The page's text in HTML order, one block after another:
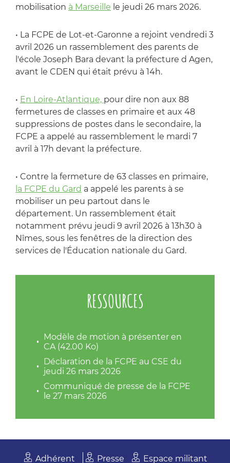
mobilisation à Marseille le jeudi 26 mars 2026.
• La FCPE de Lot-et-Garonne a rejoint vendredi 3
avril 2026 un rassemblement des parents de
l'école Joseph Bara devant la préfecture d Agen,
avant le CDEN qui était prévu à 14h.
• En Loire-Atlantique, pour dire non aux 88
fermetures de classes en primaire et aux 48
suppressions de postes dans le secondaire, la
FCPE a appelé au rassemblement le mardi 7
avril à 17h devant la préfecture.
• Contre la fermeture de 63 classes en primaire,
la FCPE du Gard a appelé les parents à se
mobiliser un peu partout dans le
département. Un rassemblement était
notamment prévu jeudi 9 avril 2026 à 13h30 à
Nîmes, sous les fenêtres de la direction des
services de l'Éducation nationale du Gard.
RESSOURCES
Modèle de motion à présenter en
CA (42.00 Ko)
Déclaration de la FCPE au CSE du
jeudi 26 mars 2026
Communiqué de presse de la FCPE
le 27 mars 2026
Adhérent Presse Espace militant